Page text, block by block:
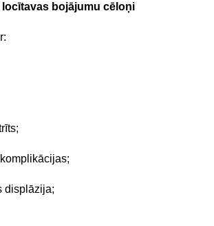
locītavas bojājumu cēloņi
displāzija;